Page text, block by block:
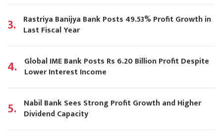
3. Rastriya Banijya Bank Posts 49.53% Profit Growth in
Last Fiscal Year
4. Global IME Bank Posts Rs 6.20 Billion Profit Despite
Lower Interest Income
5. Nabil Bank Sees Strong Profit Growth and Higher
Dividend Capacity